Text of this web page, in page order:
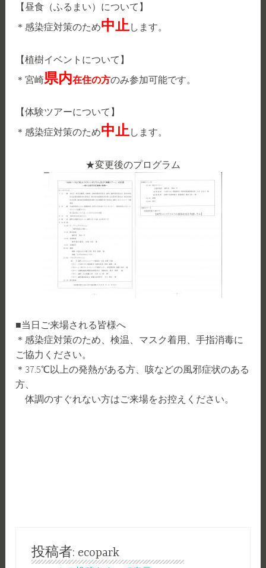
【昼食（ふるまい）について】
＊感染症対策のため中止します。
【植樹イベントについて】
＊宮崎県内在住の方のみ参加可能です。
【体験ツアーについて】
＊感染症対策のため中止します。
★変更後のプログラム
■当日ご来場される皆様へ
＊感染症対策のため、検温、マスク着用、手指消毒に
ご協力ください。
＊37.5℃以上の発熱がある方、咳などの風邪症状のある
方、
体調のすぐれない方はご来場をお控えください。
投稿者: ecopark